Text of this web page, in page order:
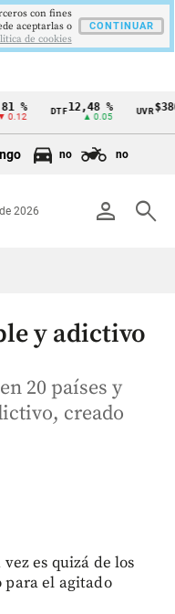
% DTF12,48 %
▲ 0.05
UVR
no no
person search
2026
y adictivo
20 países y
creado
es quizá de los
para el agitado
con fines
aceptarlas o
de cookies
CONTINUAR